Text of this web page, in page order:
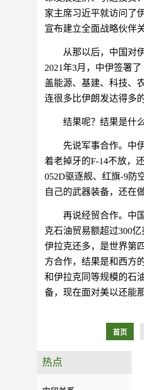
家主席习近平就访问了
宣布建立全面战略伙伴
从那以后，中国对
2021年3月，中伊签署
盖能源、基建、科技、
连很多比伊朗发达得多
结果呢？结果是什
先说军事合作。中
着老掉牙的F-14不放，
052D驱逐舰、红旗-9防
自己的武器装备，还在
再说经贸合作。中
克石油贸易额超过300
伊拉克还多，是世界第
方合作，结果是和西方
和伊拉克同等规模的石
备，现在面对美以还能
首页
热点